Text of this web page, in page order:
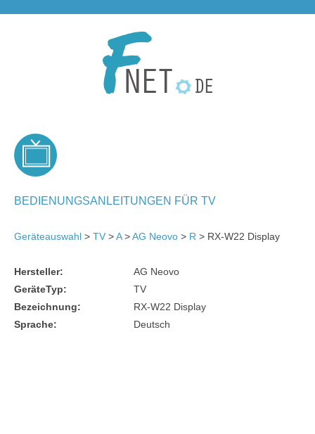
BEDIENUNGSANLEITUNGEN FÜR TV
Geräteauswahl > TV >A>AG Neovo > R > RX-W22 Display
Hersteller:
AG Neovo
GeräteTyp:
TV
Bezeichnung:
RX-W22 Display
Sprache:
Deutsch